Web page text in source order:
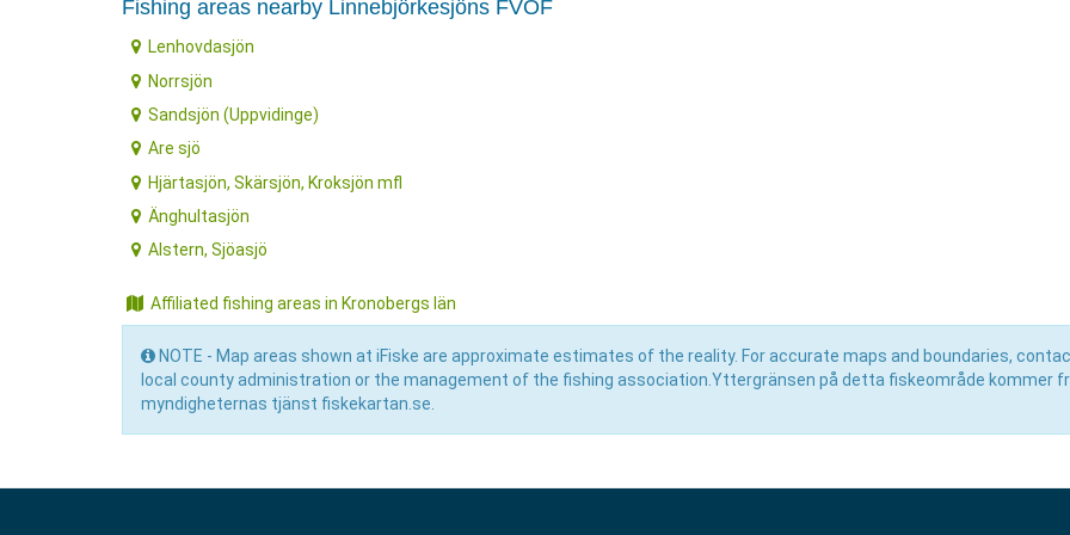
Fishing areas nearby Linnebjörkesjöns FVOF
Lenhovdasjön
Norrsjön
Sandsjön (Uppvidinge)
Are sjö
Hjärtasjön, Skärsjön, Kroksjön mfl
Änghultasjön
Alstern, Sjöasjö
Affiliated fishing areas in Kronobergs län
NOTE - Map areas shown at iFiske are approximate estimates of the reality. For accurate maps and boundaries,
local county administration or the management of the fishing association.Yttergränsen på detta fiskeområde kommer
myndigheternas tjänst fiskekartan.se.